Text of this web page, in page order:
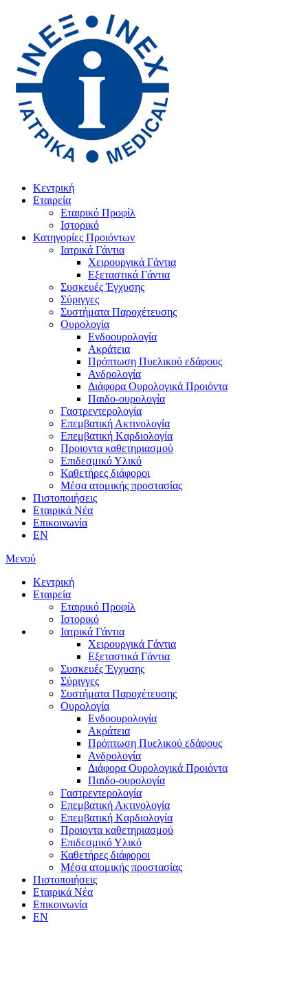
Κεντρική
Εταιρεία
Εταιρικό Προφίλ
Ιστορικό
Κατηγορίες Προιόντων
Ιατρικά Γάντια
Χειρουργικά Γάντια
Εξεταστικά Γάντια
Συσκευές Έγχυσης
Σύριγγες
Συστήματα Παροχέτευσης
Ουρολογία
Ενδοουρολογία
Ακράτεια
Πρόπτωση Πυελικού εδάφους
Ανδρολογία
Διάφορα Ουρολογικά Προιόντα
Παιδο-ουρολογία
Γαστρεντερολογία
Επεμβατική Ακτινολογία
Επεμβατική Kαρδιολογία
Προιοντα καθετηριασμού
Επιδεσμικό Υλικό
Καθετήρες διάφοροι
Μέσα ατομικής προστασίας
Πιστοποιήσεις
Εταιρικά Νέα
Επικοινωνία
EN
Μενού
Κεντρική
Εταιρεία
Εταιρικό Προφίλ
Ιστορικό
Ιατρικά Γάντια
Χειρουργικά Γάντια
Εξεταστικά Γάντια
Συσκευές Έγχυσης
Σύριγγες
Συστήματα Παροχέτευσης
Ουρολογία
Ενδοουρολογία
Ακράτεια
Πρόπτωση Πυελικού εδάφους
Ανδρολογία
Διάφορα Ουρολογικά Προιόντα
Παιδο-ουρολογία
Γαστρεντερολογία
Επεμβατική Ακτινολογία
Επεμβατική Kαρδιολογία
Προιοντα καθετηριασμού
Επιδεσμικό Υλικό
Καθετήρες διάφοροι
Μέσα ατομικής προστασίας
Πιστοποιήσεις
Εταιρικά Νέα
Επικοινωνία
EN